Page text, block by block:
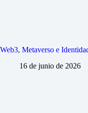
Web3, Metaverso e
16 de junio de 2026